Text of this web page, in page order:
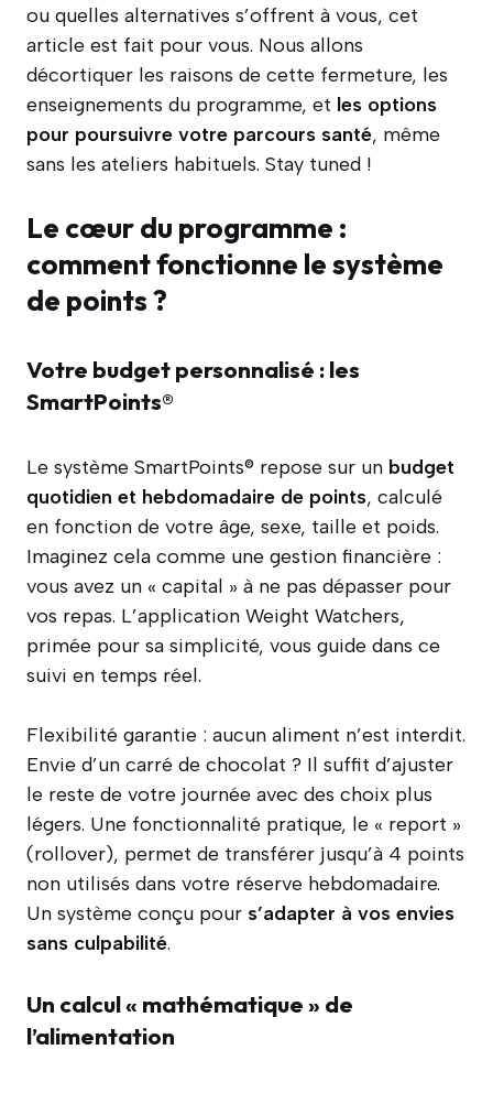
ou quelles alternatives s’offrent à vous, cet
article est fait pour vous. Nous allons
décortiquer les raisons de cette fermeture, les
enseignements du programme, et les options
pour poursuivre votre parcours santé, même
sans les ateliers habituels. Stay tuned !
Le cœur du programme :
comment fonctionne le système
de points ?
Votre budget personnalisé : les
SmartPoints®
Le système SmartPoints® repose sur un budget
quotidien et hebdomadaire de points, calculé
en fonction de votre âge, sexe, taille et poids.
Imaginez cela comme une gestion financière :
vous avez un « capital » à ne pas dépasser pour
vos repas. L’application Weight Watchers,
primée pour sa simplicité, vous guide dans ce
suivi en temps réel.
Flexibilité garantie : aucun aliment n’est interdit.
Envie d’un carré de chocolat ? Il suffit d’ajuster
le reste de votre journée avec des choix plus
légers. Une fonctionnalité pratique, le « report »
(rollover), permet de transférer jusqu’à 4 points
non utilisés dans votre réserve hebdomadaire.
Un système conçu pour s’adapter à vos envies
sans culpabilité.
Un calcul « mathématique » de
l’alimentation